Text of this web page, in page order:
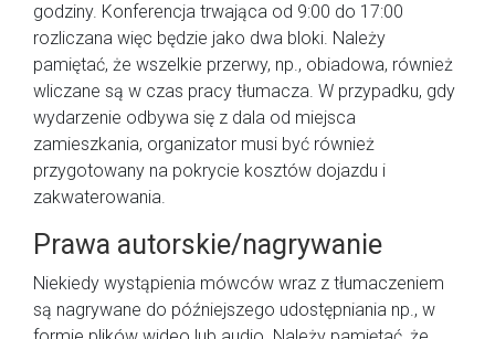
godziny. Konferencja trwająca od 9:00 do 17:00
rozliczana więc będzie jako dwa bloki. Należy
pamiętać, że wszelkie przerwy, np., obiadowa, również
wliczane są w czas pracy tłumacza. W przypadku, gdy
wydarzenie odbywa się z dala od miejsca
zamieszkania, organizator musi być również
przygotowany na pokrycie kosztów dojazdu i
zakwaterowania.
Prawa autorskie/nagrywanie
Niekiedy wystąpienia mówców wraz z tłumaczeniem
są nagrywane do późniejszego udostępniania np., w